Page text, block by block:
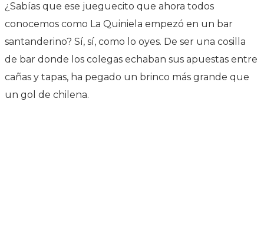
¿Sabías que ese jueguecito que ahora todos
conocemos como La Quiniela empezó en un bar
santanderino? Sí, sí, como lo oyes. De ser una cosilla
de bar donde los colegas echaban sus apuestas entre
cañas y tapas, ha pegado un brinco más grande que
un gol de chilena.